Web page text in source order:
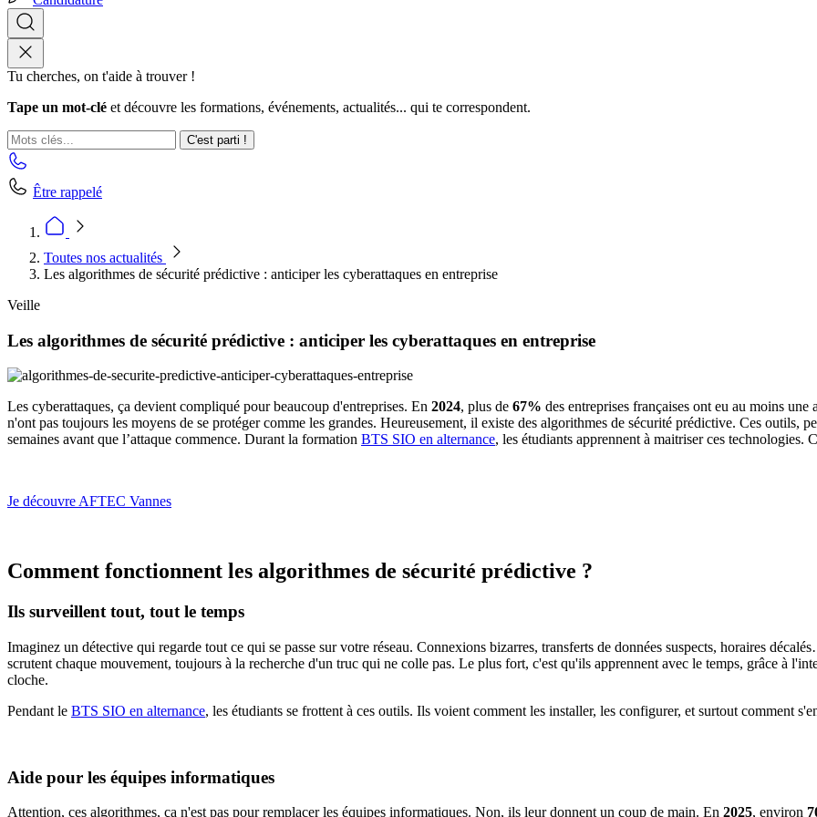
Tu cherches, on t'aide à trouver !
Tape un mot-clé et découvre les formations, événements, actualités... qui te correspondent.
C'est parti !
Être rappelé
Toutes nos actualités
Les algorithmes de sécurité prédictive : anticiper les cyberattaques en entreprise
Veille
Les algorithmes de sécurité prédictive : anticiper les cyberattaques en entreprise
Les cyberattaques, ça devient compliqué pour beaucoup d'entreprises. En 2024, plus de 67% des entreprises françaises ont eu au moins
n'ont pas toujours les moyens de se protéger comme les grandes. Heureusement, il existe des algorithmes de sécurité prédictive. Ces outils,
semaines avant que l’attaque commence. Durant la formation BTS SIO en alternance, les étudiants apprennent à maitriser ces technologies.
Je découvre AFTEC Vannes
Comment fonctionnent les algorithmes de sécurité prédictive ?
Ils surveillent tout, tout le temps
Imaginez un détective qui regarde tout ce qui se passe sur votre réseau. Connexions bizarres, transferts de données suspects, horaires
scrutent chaque mouvement, toujours à la recherche d'un truc qui ne colle pas. Le plus fort, c'est qu'ils apprennent avec le temps, grâce à
cloche.
Pendant le BTS SIO en alternance, les étudiants se frottent à ces outils. Ils voient comment les installer, les configurer, et surtout comment
Aide pour les équipes informatiques
Attention, ces algorithmes, ça n'est pas pour remplacer les équipes informatiques. Non, ils leur donnent un coup de main. En 2025, environ